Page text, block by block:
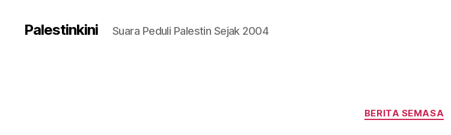
Palestinkini Suara Peduli Palestin Sejak 2004
Categories
BERITA SEMASA